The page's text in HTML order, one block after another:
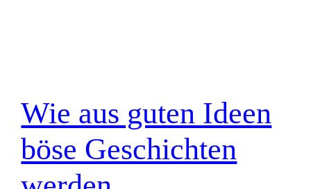
Wie aus guten Ideen
böse Geschichten